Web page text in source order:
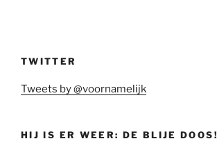
TWITTER
Tweets by @voornamelijk
HIJ IS ER WEER: DE BLIJE DOOS!